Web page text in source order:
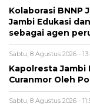
Kolaborasi BNNP
Jambi Edukasi
sebagai agen
Sabtu, 8 Agustus 2026 -
Kapolresta Jambi
Curanmor Oleh
Sabtu, 8 Agustus 2026 -